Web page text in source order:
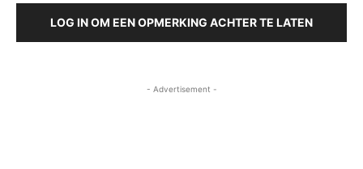
LOG IN OM EEN OPMERKING ACHTER TE LATEN
- Advertisement -